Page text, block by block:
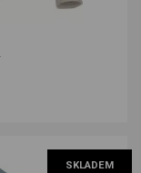
SKLADEM